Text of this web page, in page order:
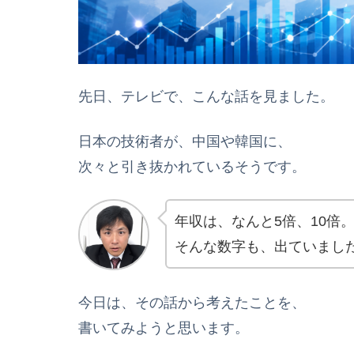
先日、テレビで、こんな話を見ました。
日本の技術者が、中国や韓国に、
次々と引き抜かれているそうです。
年収は、なんと5倍、10倍。
そんな数字も、出ていまし
今日は、その話から考えたことを、
書いてみようと思います。